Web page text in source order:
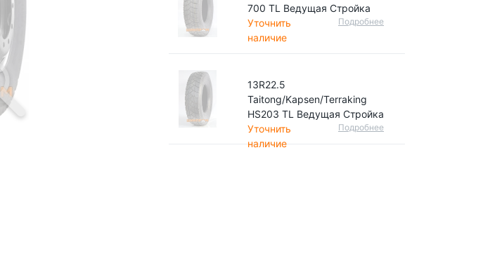
700 TL Ведущая Стройка
Уточнить
наличие
Подробнее
13R22.5
Taitong/Kapsen/Terraking
HS203 TL Ведущая Стройка
Уточнить
наличие
Подробнее